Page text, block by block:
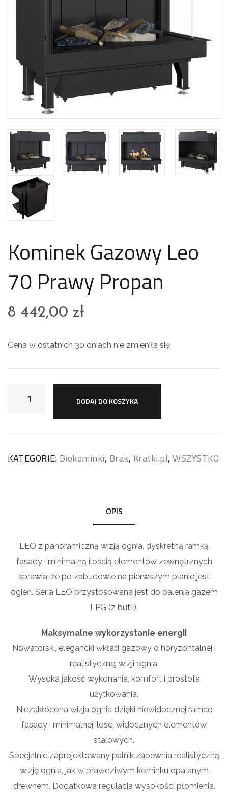
Kominek Gazowy Leo
70 Prawy Propan
8 442,00 zł
Cena w ostatnich 30 dniach nie zmieniła się
DODAJ DO KOSZYKA
KATEGORIE: Biokominki, Brak, Kratki.pl, WSZYSTKO
OPIS
LEO z panoramiczną wizją ognia, dyskretną ramką
fasady i minimalną ilością elementów zewnętrznych
sprawia, że po zabudowie na pierwszym planie jest
ogień. Seria LEO przystosowana jest do palenia gazem
LPG (z butli).
Maksymalne wykorzystanie energii
Nowatorski, elegancki wkład gazowy o horyzontalnej i
realistycznej wizji ognia.
Wysoka jakość wykonania, komfort i prostota
użytkowania.
Niezakłócona wizja ognia dzięki niewidocznej ramce
fasady i minimalnej ilości widocznych elementów
stalowych.
Specjalnie zaprojektowany palnik zapewnia realistyczną
wizję ognia, jak w prawdziwym kominku opalanym
drewnem. Dodatkowa regulacja wysokości płomienia.